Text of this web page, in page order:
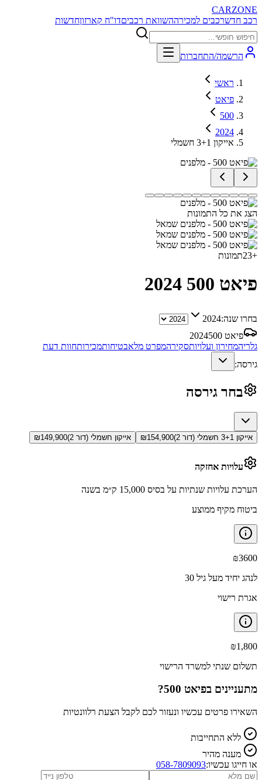
CARZONE
רכב חדשרכבים למכירההשוואת רכביםדו"ח קארזוןחדשות
הרשמה/התחברות
ראשי
פיאט
500
2024
אייקון 3+1 חשמלי
הצג את כל התמונות
+
23תמונות
פיאט 500 2024
בחרו שנה:2024
פיאט 500
2024
גלריהמחירון ועלויותסקירהמפרט מלאבטיחותמכירותחוות דעת
גירסה:
בחר גירסה
אייקון 3+1 חשמלי (דור 2) ₪154,900 אייקון חשמלי (דור 2) ₪149,900
עלויות אחזקה
הערכת עלויות שנתיות על בסיס 15,000 ק״מ בשנה
ביטוח מקיף ממוצע
₪3600
לנהג יחיד מעל גיל 30
אגרת רישוי
₪1,800
תשלום שנתי למשרד הרישוי
מתעניינים בפיאט 500 ?
השאירו פרטים עכשיו ונעזור לכם לקבל הצעת רלוונטיות
ללא התחייבות
מענה מהיר
או חייגו עכשיו:058-7809093